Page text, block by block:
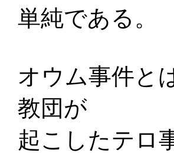
単純である。
オウム事件と
教団が
起こしたテロ